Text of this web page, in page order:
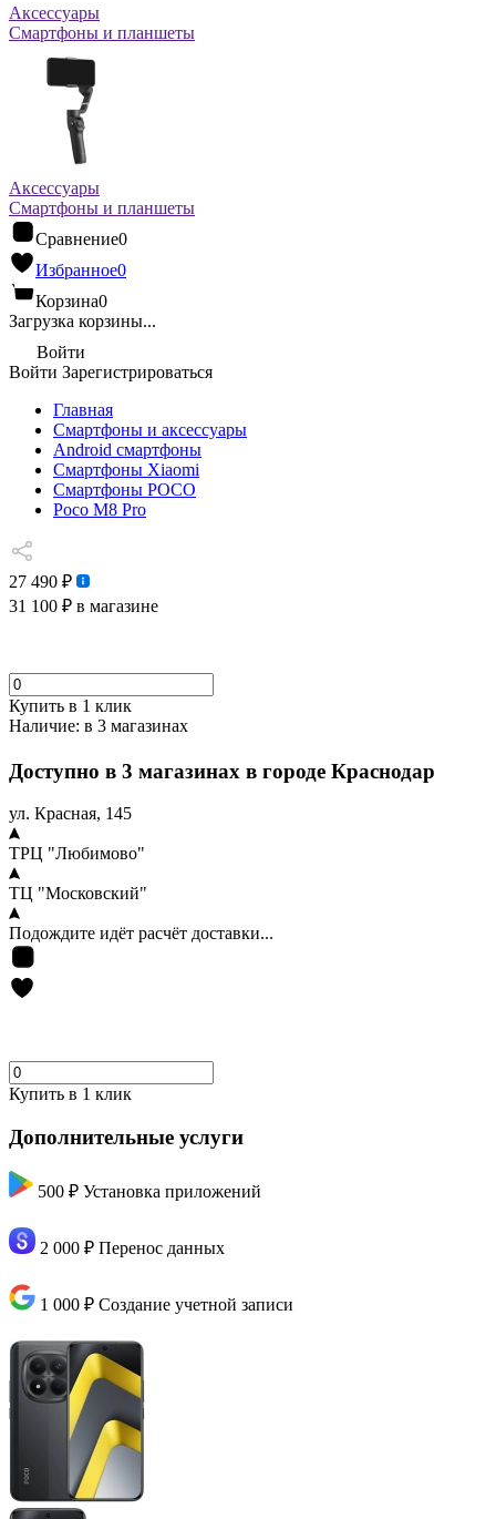
Аксессуары
Смартфоны и планшеты
Аксессуары
Смартфоны и планшеты
Сравнение0
Избранное0
Корзина0
Загрузка корзины...
Войти
Войти Зарегистрироваться
Главная
Смартфоны и аксессуары
Android cмартфоны
Смартфоны Xiaomi
Смартфоны POCO
Poco M8 Pro
27 490 ₽
31 100 ₽ в магазине
Купить в 1 клик
Наличие: в 3 магазинах
Доступно в 3 магазинах в городе Краснодар
ул. Красная, 145
ТРЦ "Любимово"
ТЦ "Московский"
Подождите идёт расчёт доставки...
Купить в 1 клик
Дополнительные услуги
500 ₽ Установка приложений
2 000 ₽ Перенос данных
1 000 ₽ Создание учетной записи